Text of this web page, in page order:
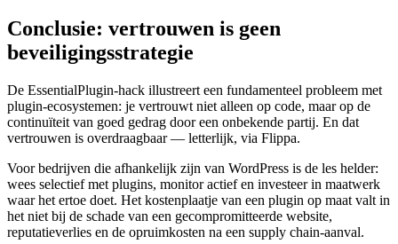
Conclusie: vertrouwen is geen
beveiligingsstrategie
De EssentialPlugin-hack illustreert een fundamenteel probleem met
plugin-ecosystemen: je vertrouwt niet alleen op code, maar op de
continuïteit van goed gedrag door een onbekende partij. En dat
vertrouwen is overdraagbaar — letterlijk, via Flippa.
Voor bedrijven die afhankelijk zijn van WordPress is de les helder:
wees selectief met plugins, monitor actief en investeer in maatwerk
waar het ertoe doet. Het kostenplaatje van een plugin op maat valt in
het niet bij de schade van een gecompromitteerde website,
reputatieverlies en de opruimkosten na een supply chain-aanval.